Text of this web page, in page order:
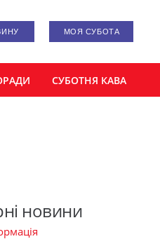
МОЯ СУБОТА
СУБОТНЯ КАВА
новини